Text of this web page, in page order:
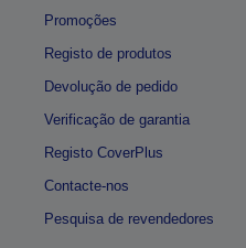
Promoções
Registo de produtos
Devolução de pedido
Verificação de garantia
Registo CoverPlus
Contacte-nos
Pesquisa de revendedores